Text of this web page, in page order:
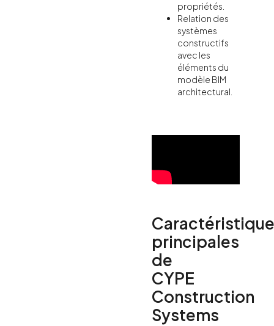
propriétés.
Relation des
systèmes
constructifs
avec les
éléments du
modèle BIM
architectural.
principales
de
CYPE
Construction
Systems